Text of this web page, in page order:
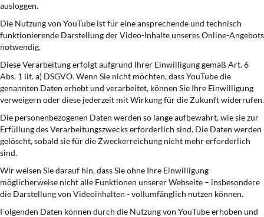
ausloggen.
Die Nutzung von YouTube ist für eine ansprechende und technisch
funktionierende Darstellung der Video-Inhalte unseres Online-Angebots
notwendig.
Diese Verarbeitung erfolgt aufgrund Ihrer Einwilligung gemäß Art. 6
Abs. 1 lit. a) DSGVO. Wenn Sie nicht möchten, dass YouTube die
genannten Daten erhebt und verarbeitet, können Sie Ihre Einwilligung
verweigern oder diese jederzeit mit Wirkung für die Zukunft widerrufen.
Die personenbezogenen Daten werden so lange aufbewahrt, wie sie zur
Erfüllung des Verarbeitungszwecks erforderlich sind. Die Daten werden
gelöscht, sobald sie für die Zweckerreichung nicht mehr erforderlich
sind.
Wir weisen Sie darauf hin, dass Sie ohne Ihre Einwilligung
möglicherweise nicht alle Funktionen unserer Webseite – insbesondere
die Darstellung von Videoinhalten - vollumfänglich nutzen können.
Folgenden Daten können durch die Nutzung von YouTube erhoben und